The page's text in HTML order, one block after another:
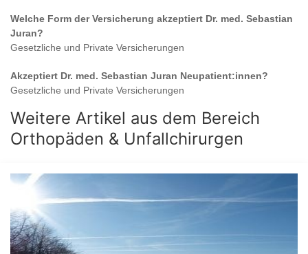
Welche Form der Versicherung akzeptiert Dr. med. Sebastian
Juran?
Gesetzliche und Private Versicherungen
Akzeptiert Dr. med. Sebastian Juran Neupatient:innen?
Gesetzliche und Private Versicherungen
Weitere Artikel aus dem Bereich
Orthopäden & Unfallchirurgen